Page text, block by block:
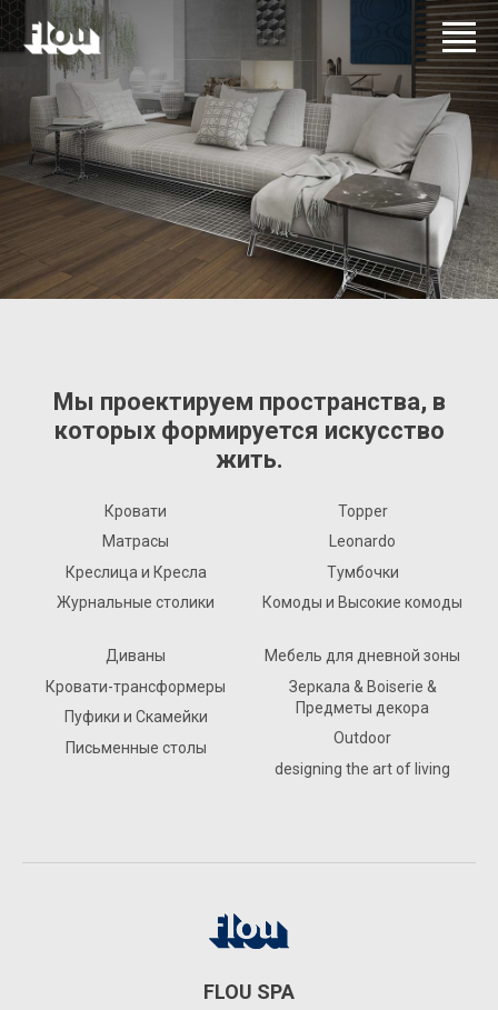
Мы проектируем пространства, в
которых формируется искусство
жить.
Кровати
Матрасы
Креслица и Кресла
Журнальные столики
Topper
Leonardo
Тумбочки
Комоды и Высокие комоды
Диваны
Кровати-трансформеры
Пуфики и Скамейки
Письменные столы
Мебель для дневной зоны
Зеркала & Boiserie &
Предметы декора
Outdoor
designing the art of living
FLOU SPA